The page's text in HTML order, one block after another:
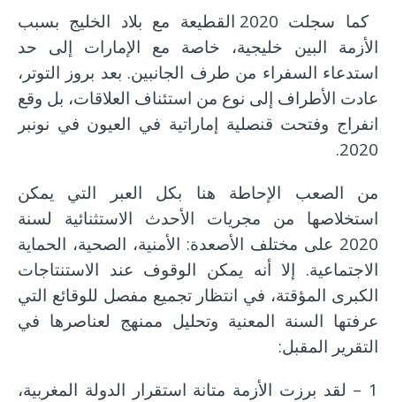
كما سجلت 2020 القطيعة مع بلاد الخليج بسبب
الأزمة البين خليجية، خاصة مع الإمارات إلى حد
استدعاء السفراء من طرف الجانبين. بعد بروز التوتر،
عادت الأطراف إلى نوع من استئناف العلاقات، بل وقع
انفراج وفتحت قنصلية إماراتية في العيون في نونبر
2020.
من الصعب الإحاطة هنا بكل العبر التي يمكن
استخلاصها من مجريات الأحدث الاستثنائية لسنة
2020 على مختلف الأصعدة: الأمنية، الصحية، الحماية
الاجتماعية. إلا أنه يمكن الوقوف عند الاستنتاجات
الكبرى المؤقتة، في انتظار تجميع مفصل للوقائع التي
عرفتها السنة المعنية وتحليل ممنهج لعناصرها في
التقرير المقبل:
1 – لقد برزت الأزمة متانة استقرار الدولة المغربية،